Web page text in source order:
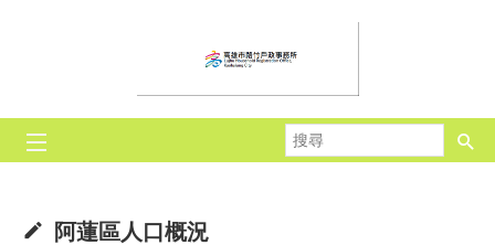
尋
阿蓮區人口概況